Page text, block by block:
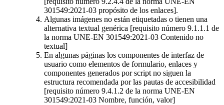
301549:2021-03 propósito de los enlaces].
Algunas imágenes no están etiquetadas o tienen una
alternativa textual genérica [requisito número 9.1.1.1 de
la norma UNE-EN 301549:2021-03 Contenido no
textual]
En algunas páginas los componentes de interfaz de
usuario como elementos de formulario, enlaces y
componentes generados por script no siguen la
estructura recomendada por las pautas de accesibilidad
[requisito número 9.4.1.2 de la norma UNE-EN
301549:2021-03 Nombre, función, valor]